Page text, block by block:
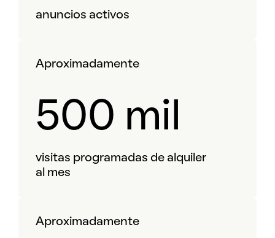
anuncios activos
Aproximadamente
500 mil
visitas programadas de alquiler
al mes
Aproximadamente